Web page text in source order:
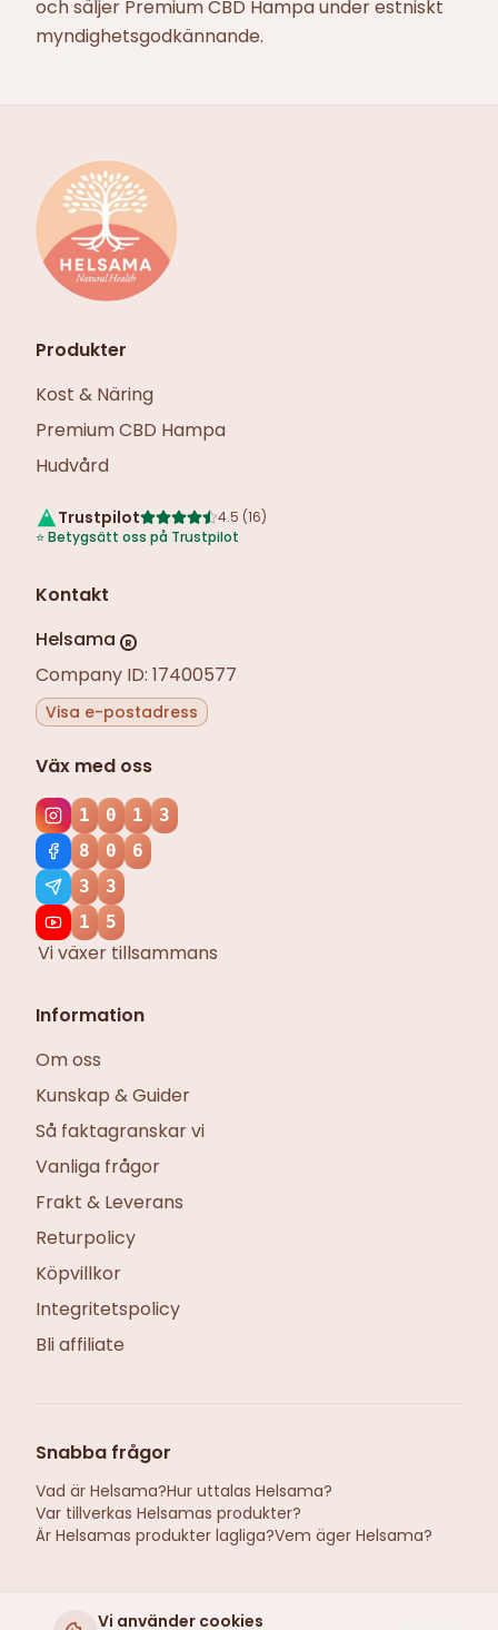
Vi använder cookies
och säljer Premium CBD Hampa under estniskt
myndighetsgodkännande.
Produkter
Kost & Näring
Premium CBD Hampa
Hudvård
Trustpilot 4.5 (16)
⭐Betygsätt oss på Trustpilot
Kontakt
Helsama
R
Company ID: 17400577
Visa e-postadress
Väx med oss
1 0 1
3
8
0
6
3
3
1
5
Vi växer tillsammans
Information
Om oss
Kunskap & Guider
Så faktagranskar vi
Vanliga frågor
Frakt & Leverans
Returpolicy
Köpvillkor
Integritetspolicy
Bli affiliate
Snabba frågor
Vad är Helsama?Hur uttalas Helsama?
Var tillverkas Helsamas produkter?
Är Helsamas produkter lagliga?Vem äger Helsama?